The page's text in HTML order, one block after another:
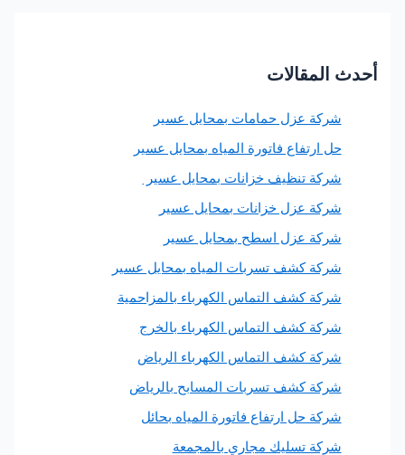
شركة عزل حمامات بمحايل عسير
حل ارتفاع فاتورة المياه بمحايل عسير
شركة تنظيف خزانات بمحايل عسير
شركة عزل خزانات بمحايل عسير
شركة عزل اسطح بمحايل عسير
شركة كشف تسربات المياه بمحايل عسير
شركة كشف التماس الكهرباء بالمزاحمية
شركة كشف التماس الكهرباء بالخرج
شركة كشف التماس الكهرباء الرياض
شركة كشف تسربات المسابح بالرياض
شركة حل ارتفاع فاتورة المياه بحائل
شركة تسليك مجاري بالمجمعة